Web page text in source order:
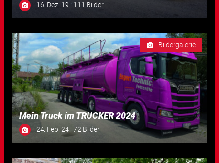
16. Dez. 19 | 111 Bilder
Bildergalerie
Mein Truck im TRUCKER 2024
24. Feb. 24 | 72 Bilder